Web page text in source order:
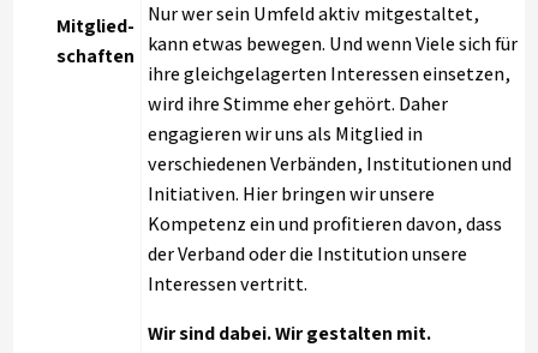
Mitglied-
schaften
Nur wer sein Umfeld aktiv mitgestaltet,
kann etwas bewegen. Und wenn Viele sich für
ihre gleichgelagerten Interessen einsetzen,
wird ihre Stimme eher gehört. Daher
engagieren wir uns als Mitglied in
verschiedenen Verbänden, Institutionen und
Initiativen. Hier bringen wir unsere
Kompetenz ein und profitieren davon, dass
der Verband oder die Institution unsere
Interessen vertritt.
Wir sind dabei. Wir gestalten mit.